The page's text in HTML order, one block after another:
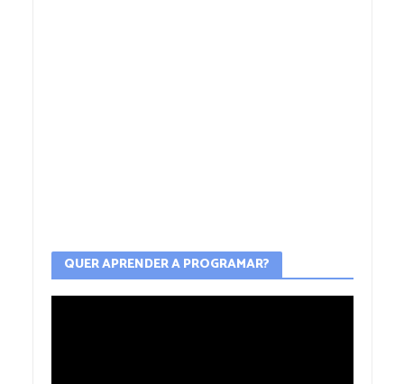
QUER APRENDER A PROGRAMAR?